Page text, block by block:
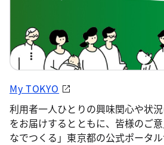
My TOKYO
利用者一人ひとりの興味関心や状
をお届けするとともに、皆様のご
なでつくる」東京都の公式ポータル